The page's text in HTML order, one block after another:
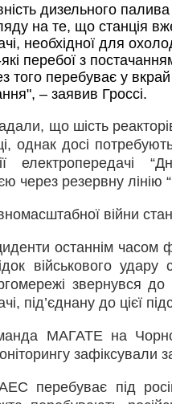
дизельного
на те, що станція
необхідної для
перебої з
того перебуває у
– заявив Гроссі.
що шість
однак досі
електропередачі
через резервну
війни
останнім часом
військового удару
звернувся до
під’єднану до цієї
МАГАТЕ на
зафіксували
перебуває під